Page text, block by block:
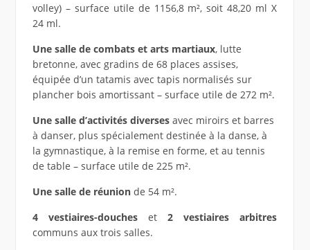
volley) – surface utile de 1156,8 m², soit 48,20 ml X
24 ml.
Une salle de combats et arts martiaux, lutte
bretonne, avec gradins de 68 places assises,
équipée d’un tatamis avec tapis normalisés sur
plancher bois amortissant – surface utile de 272 m².
Une salle d’activités diversesavec miroirs et barres
à danser, plus spécialement destinée à la danse, à
la gymnastique, à la remise en forme, et au tennis
de table – surface utile de 225 m².
Une salle de réunionde 54 m².
4 vestiaires-doucheset2 vestiaires arbitres
communs aux trois salles.